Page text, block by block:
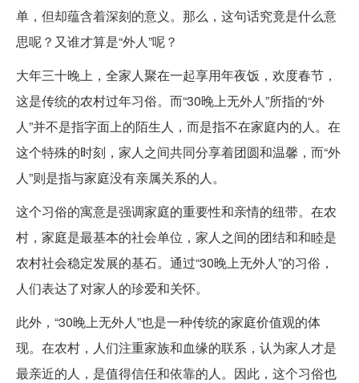
单，但却蕴含着深刻的意义。那么，这句话究竟是什么意
思呢？又谁才算是“外人”呢？
大年三十晚上，全家人聚在一起享用年夜饭，欢度春节，
这是传统的农村过年习俗。而“30晚上无外人”所指的“外
人”并不是指字面上的陌生人，而是指不在家庭内的人。在
这个特殊的时刻，家人之间共同分享着团圆和温馨，而“外
人”则是指与家庭没有亲属关系的人。
这个习俗的寓意是强调家庭的重要性和亲情的纽带。在农
村，家庭是最基本的社会单位，家人之间的团结和和睦是
农村社会稳定发展的基石。通过“30晚上无外人”的习俗，
人们表达了对家人的珍爱和关怀。
此外，“30晚上无外人”也是一种传统的家庭价值观的体
现。在农村，人们注重家族和血缘的联系，认为家人才是
最亲近的人，是值得信任和依靠的人。因此，这个习俗也